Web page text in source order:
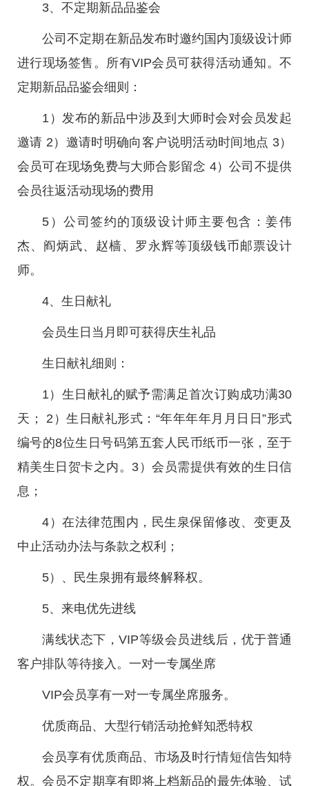
3、不定期新品品鉴会
公司不定期在新品发布时邀约国内顶级设计师
进行现场签售。所有VIP会员可获得活动通知。不
定期新品品鉴会细则：
1）发布的新品中涉及到大师时会对会员发起
邀请 2）邀请时明确向客户说明活动时间地点 3）
会员可在现场免费与大师合影留念 4）公司不提供
会员往返活动现场的费用
5）公司签约的顶级设计师主要包含：姜伟
杰、阎炳武、赵樯、罗永辉等顶级钱币邮票设计
师。
4、生日献礼
会员生日当月即可获得庆生礼品
生日献礼细则：
1）生日献礼的赋予需满足首次订购成功满30
天； 2）生日献礼形式：“年年年年月月日日”形式
编号的8位生日号码第五套人民币纸币一张，至于
精美生日贺卡之内。3）会员需提供有效的生日信
息；
4）在法律范围内，民生泉保留修改、变更及
中止活动办法与条款之权利；
5）、民生泉拥有最终解释权。
5、来电优先进线
满线状态下，VIP等级会员进线后，优于普通
客户排队等待接入。一对一专属坐席
VIP会员享有一对一专属坐席服务。
优质商品、大型行销活动抢鲜知悉特权
会员享有优质商品、市场及时行情短信告知特
权。会员不定期享有即将上档新品的最先体验、试